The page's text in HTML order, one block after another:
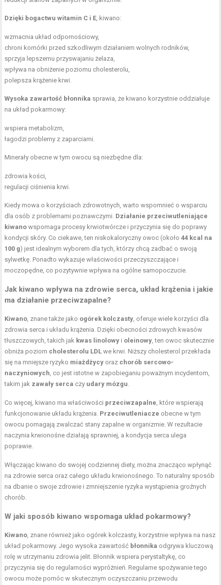
Dzięki bogactwu witamin C i E, kiwano:
wzmacnia układ odpornościowy,
chroni komórki przed szkodliwym działaniem wolnych rodników,
sprzyja lepszemu przyswajaniu żelaza,
wpływa na obniżenie poziomu cholesterolu,
polepsza krążenie krwi.
Wysoka zawartość błonnika sprawia, że kiwano korzystnie oddziałuje
na układ pokarmowy:
wspiera metabolizm,
łagodzi problemy z zaparciami.
Minerały obecne w tym owocu są niezbędne dla:
zdrowia kości,
regulacji ciśnienia krwi.
Kiedy mowa o korzyściach zdrowotnych, warto wspomnieć o wsparciu
dla osób z problemami poznawczymi. Działanie przeciwutleniające
kiwano wspomaga procesy krwiotwórcze i przyczynia się do poprawy
kondycji skóry. Co ciekawe, ten niskokaloryczny owoc (około44 kcal na
100 g) jest idealnym wyborem dla tych, którzy chcą zadbać o swoją
sylwetkę. Ponadto wykazuje właściwości przeczyszczające i
moczopędne, co pozytywnie wpływa na ogólne samopoczucie.
Jak kiwano wpływa na zdrowie serca, układ krążenia i jakie
ma działanie przeciwzapalne?
Kiwano, znane także jako ogórek kolczasty, oferuje wiele korzyści dla
zdrowia serca i układu krążenia. Dzięki obecności zdrowych kwasów
tłuszczowych, takich jak kwas linolowy i oleinowy, ten owoc skutecznie
obniża poziom cholesterolu LDL we krwi. Niższy cholesterol przekłada
się na mniejsze ryzyko miażdżycy oraz chorób sercowo-
naczyniowych, co jest istotne w zapobieganiu poważnym incydentom,
takim jak zawały serca czy udary mózgu.
Co więcej, kiwano ma właściwości przeciwzapalne, które wspierają
funkcjonowanie układu krążenia. Przeciwutleniacze obecne w tym
owocu pomagają zwalczać stany zapalne w organizmie. W rezultacie
naczynia krwionośne działają sprawniej, a kondycja serca ulega
poprawie.
Włączając kiwano do swojej codziennej diety, można znacząco wpłynąć
na zdrowie serca oraz całego układu krwionośnego. To naturalny sposób
na dbanie o swoje zdrowie i zmniejszenie ryzyka wystąpienia groźnych
chorób.
W jaki sposób kiwano wspomaga układ pokarmowy?
Kiwano, znane również jako ogórek kolczasty, korzystnie wpływa na nasz
układ pokarmowy. Jego wysoka zawartość błonnika odgrywa kluczową
rolę w utrzymaniu zdrowia jelit. Błonnik wspiera perystaltykę, co
przyczynia się do regularności wypróżnień. Regularne spożywanie tego
owocu może pomóc w skutecznym oczyszczaniu przewodu